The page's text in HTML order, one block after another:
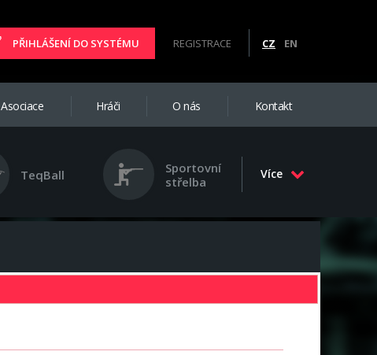
PŘIHLÁŠENÍ DO SYSTÉMU REGISTRACE CZ EN
Asociace Hráči O nás Kontakt
TeqBall
Sportovní
střelba
Více